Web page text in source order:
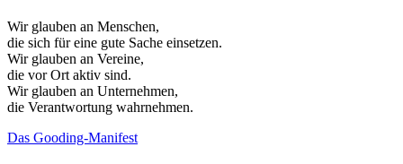
Wir glauben an Menschen,
die sich für eine gute Sache einsetzen.
Wir glauben an Vereine,
die vor Ort aktiv sind.
Wir glauben an Unternehmen,
die Verantwortung wahrnehmen.
Das Gooding-Manifest